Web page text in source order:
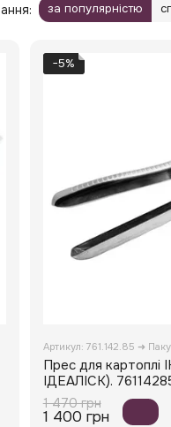
за популярністю
−5%
Артикул: 761.142.85 ➜
Прес для картоплі
ІДЕАЛІСК).
1 470 грн
1 400 грн